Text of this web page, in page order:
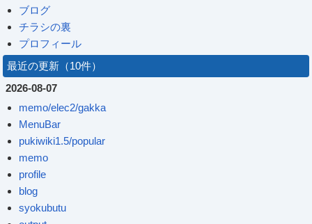
ブログ
チラシの裏
プロフィール
最近の更新（10件）
2026-08-07
memo/elec2/gakka
MenuBar
pukiwiki1.5/popular
memo
profile
blog
syokubutu